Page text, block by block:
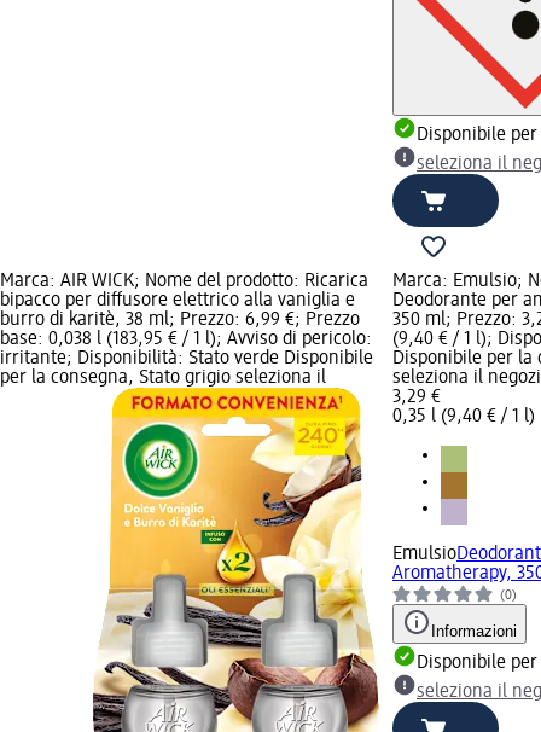
Disponibile
seleziona il
Marca: AIR WICK; Nome del prodotto: Ricarica
bipacco per diffusore elettrico alla vaniglia e
burro di karitè, 38 ml; Prezzo: 6,99 €; Prezzo
base: 0,038 l (183,95 € / 1 l); Avviso di pericolo:
irritante; Disponibilità: Stato verde Disponibile
per la consegna, Stato grigio seleziona il
Marca: Emulsio;
Deodorante per
350 ml; Prezzo:
(9,40 € / 1 l);
Disponibile per la
seleziona il
3,29 €
0,35 l (9,40 € / 1 l)
Emulsio
Aromatherapy,
(0)
Informazioni
Disponibile
seleziona il